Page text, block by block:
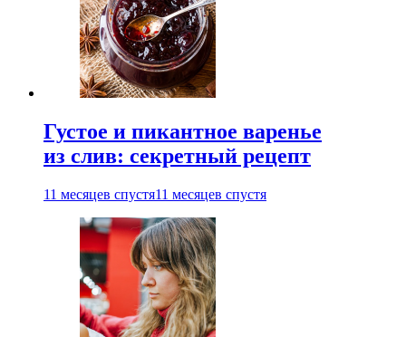
Густое и пикантное варенье
из слив: секретный рецепт
11 месяцев спустя11 месяцев спустя